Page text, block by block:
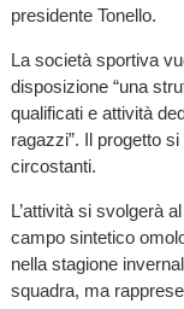
presidente Tonello.
La società sportiva
disposizione “una
qualificati e attività
ragazzi”. Il progetto
circostanti.
L’attività si svolgerà
campo sintetico
nella stagione
squadra, ma